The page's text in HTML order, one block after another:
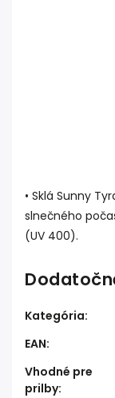
• Sklá Sunny
slnečného
(UV 400).
Kategória:
EAN:
Vhodné pre
prilby: